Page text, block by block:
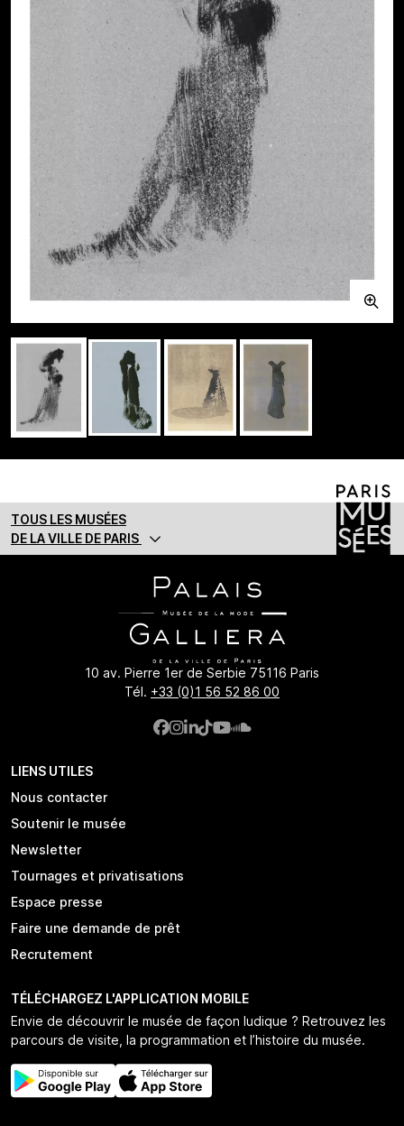
TOUS LES MUSÉES
DE LA VILLE DE PARIS
10 av. Pierre 1er de Serbie 75116 Paris
Tél. +33 (0)1 56 52 86 00
LIENS UTILES
Nous contacter
Soutenir le musée
Newsletter
Tournages et privatisations
Espace presse
Faire une demande de prêt
Recrutement
TÉLÉCHARGEZ L'APPLICATION MOBILE
Envie de découvrir le musée de façon ludique ? Retrouvez les
parcours de visite, la programmation et l’histoire du musée.